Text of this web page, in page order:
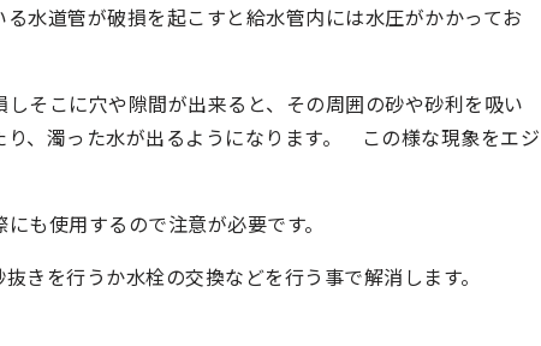
水道管が破損を起こすと給水管内には水圧がかかってお
そこに穴や隙間が出来ると、その周囲の砂や砂利を吸い
り、濁った水が出るようになります。 この様な現象をエジ
も使用するので注意が必要です。
きを行うか水栓の交換などを行う事で解消します。